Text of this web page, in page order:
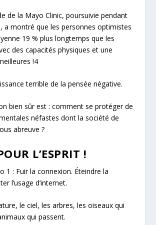
de la Mayo Clinic, poursuivie pendant
a montré que les personnes optimistes
19 % plus longtemps que les
des capacités physiques et une
!4
terrible de la pensée négative.
bien sûr est : comment se protéger de
néfastes dont la société de
abreuve ?
L’ESPRIT !
1 : Fuir la connexion. Éteindre la
l’usage d’internet.
le ciel, les arbres, les oiseaux qui
qui passent.